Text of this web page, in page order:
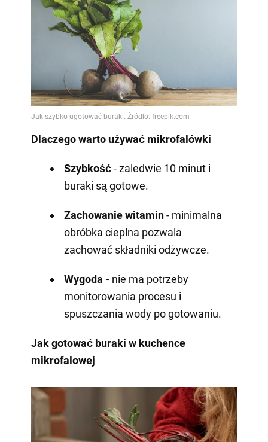
Dlaczego warto używać mikrofalówki
Szybkość- zaledwie 10 minut i
buraki są gotowe.
Zachowanie witamin- minimalna
obróbka cieplna pozwala
zachować składniki odżywcze.
Wygoda - nie ma potrzeby
monitorowania procesu i
spuszczania wody po gotowaniu.
Jak gotować buraki w kuchence
mikrofalowej